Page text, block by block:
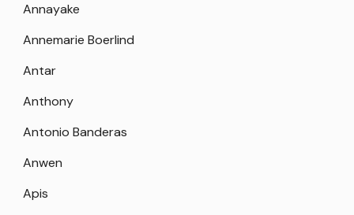
Annayake
Annemarie Boerlind
Antar
Anthony
Antonio Banderas
Anwen
Apis